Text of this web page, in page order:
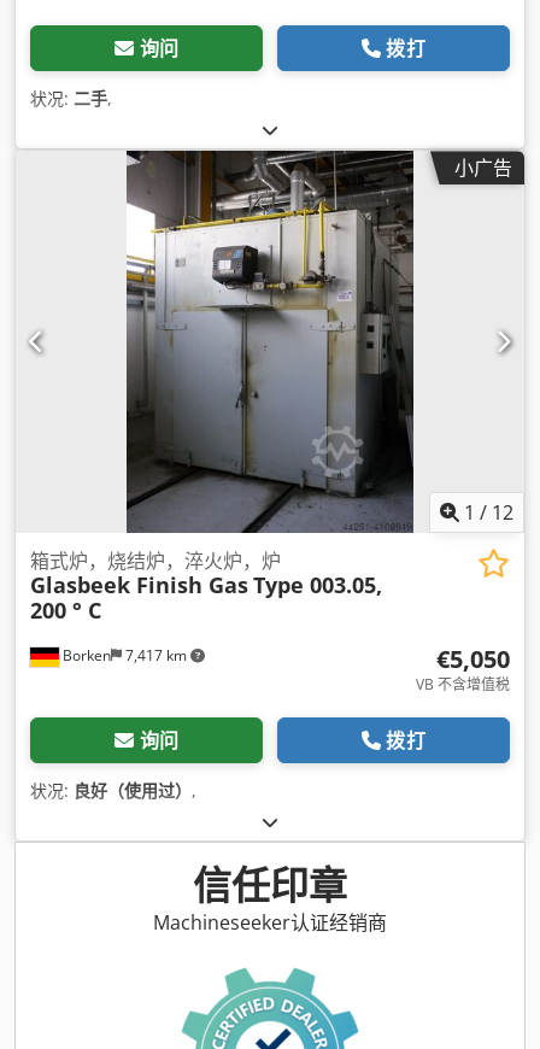
询问 拨打
状况: 二手,
小广告
1 / 12
Borken 7,417 km
箱式炉，烧结炉，淬火炉，炉
Glasbeek Finish GasType 003.05,
200 ° C
€5,050
VB 不含增值税
询问 拨打
状况: 良好（使用过） ,
信任印章
Machineseeker认证经销商